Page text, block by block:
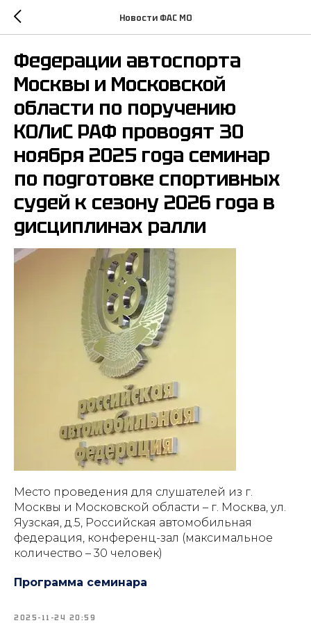
Новости ФАС МО
Федерации автоспорта
Москвы и Московской
области по поручению
КОЛиС РАФ проводят 30
ноября 2025 года семинар
по подготовке спортивных
судей к сезону 2026 года в
дисциплинах ралли
Место проведения для слушателей из г.
Москвы и Московской области – г. Москва, ул.
Яузская, д.5, Российская автомобильная
федерация, конференц-зал (максимальное
количество – 30 человек)
Программа семинара
2025-11-24 20:59